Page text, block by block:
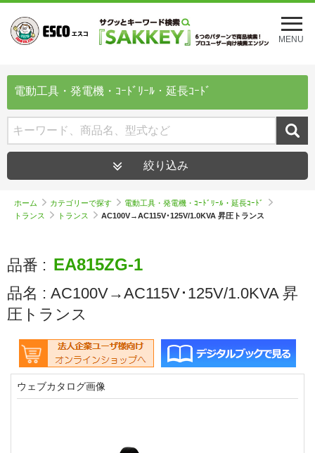
メ
ニ
ュ
を
MENU
電動工具・発電機・ｺｰﾄﾞﾘｰﾙ・延長ｺｰﾄﾞ
絞り込み
ホーム カテゴリーで探す
電動工具・発電機・ｺｰﾄﾞﾘｰﾙ・延長ｺｰﾄﾞ
トランス
トランス AC100V→AC115V･125V/1.0KVA 昇圧トランス
品番 : EA815ZG-1
品名 : AC100V→AC115V･125V/1.0KVA 昇
圧トランス
ウェブカタログ画像